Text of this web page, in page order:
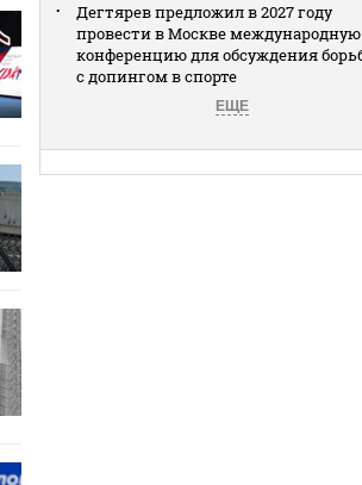
Дегтярев предложил в 2027 году
провести в Москве международную
конференцию для обсуждения
с допингом в спорте
ЕЩЕ